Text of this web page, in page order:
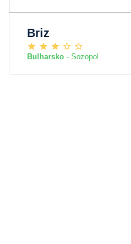
Briz
Bulharsko - Sozopol